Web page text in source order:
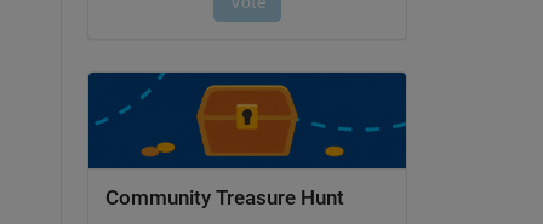
Community Treasure Hunt